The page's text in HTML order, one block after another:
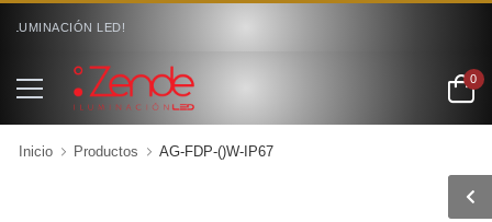
LED!
0
Inicio Productos AG-FDP-()W-IP67